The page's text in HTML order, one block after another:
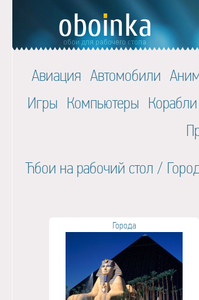
Авиация Автомобили
Игры Компьютеры Корабли
Ћбои на рабочий стол /
Города